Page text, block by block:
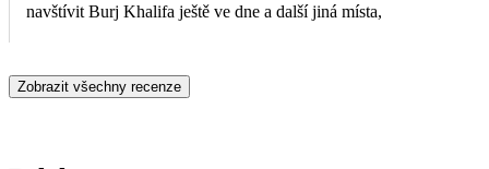
navštívit Burj Khalifa ještě ve dne a další jiná místa,
Zobrazit všechny recenze